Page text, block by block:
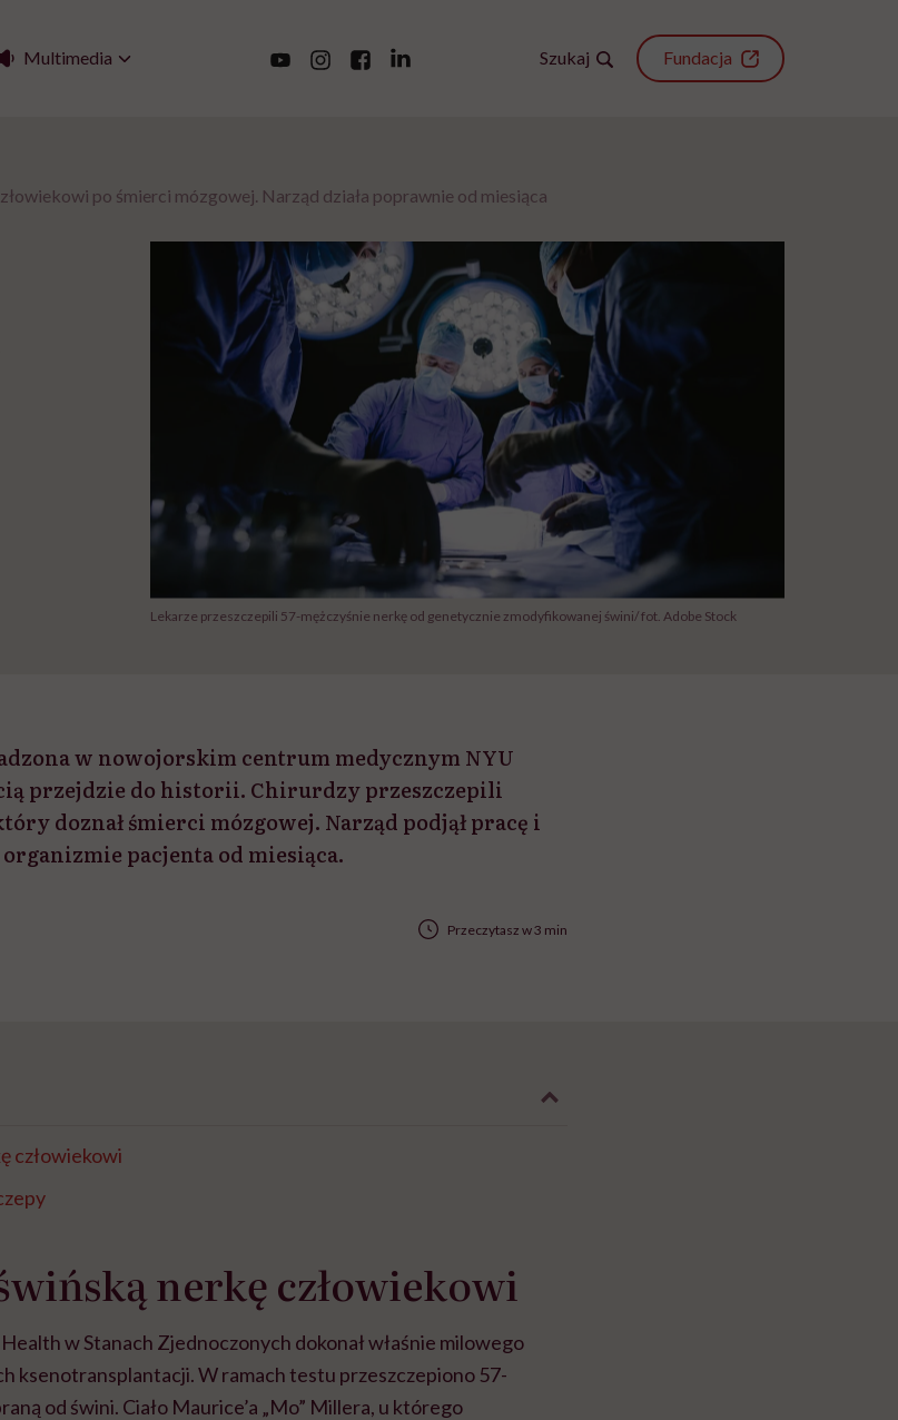
Multimedia Szukaj Fundacja
po śmierci mózgowej. Narząd działa poprawnie od miesiąca
Lekarze przeszczepili 57-mężczyśnie nerkę od genetycznie zmodyfikowanej świni/ fot. Adobe Stock
w nowojorskim centrum medycznym NYU
przejdzie do historii. Chirurdzy przeszczepili
doznał śmierci mózgowej. Narząd podjął pracę i
pacjenta od miesiąca.
Przeczytasz w 3 min
człowiekowi
nerkę człowiekowi
w Stanach Zjednoczonych dokonał właśnie milowego
ksenotransplantacji. W ramach testu przeszczepiono 57-
od świni. Ciało Maurice’a „Mo” Millera, u którego